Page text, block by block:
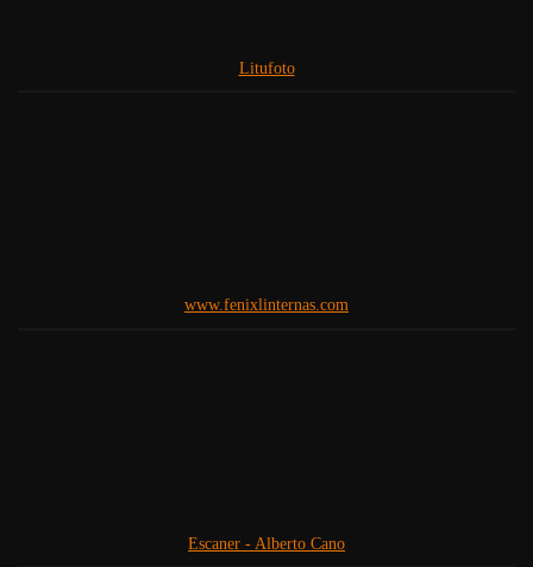
Litufoto
www.fenixlinternas.com
Escaner - Alberto Cano